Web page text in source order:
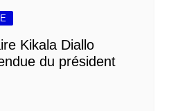
Kikala Diallo
du président